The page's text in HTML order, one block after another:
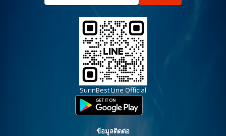
SurinBest Line Official
ข้อมูลติดต่อ